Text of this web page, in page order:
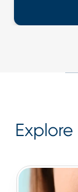
Explore